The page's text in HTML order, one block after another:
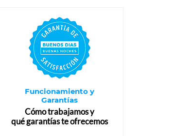
Funcionamiento y
Garantías
Cómo trabajamos y
qué garantías te ofrecemos